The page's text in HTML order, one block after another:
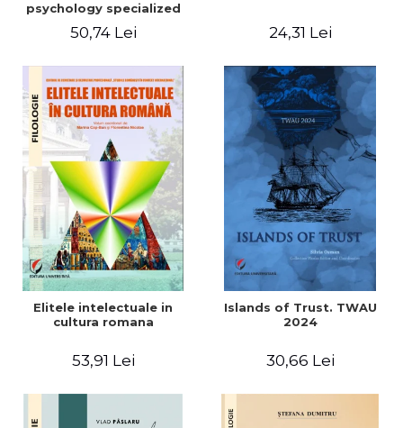
psychology specialized
50,74 Lei 24,31 Lei
Elitele intelectuale in
cultura romana
53,91 Lei
Islands of Trust. TWAU
2024
30,66 Lei